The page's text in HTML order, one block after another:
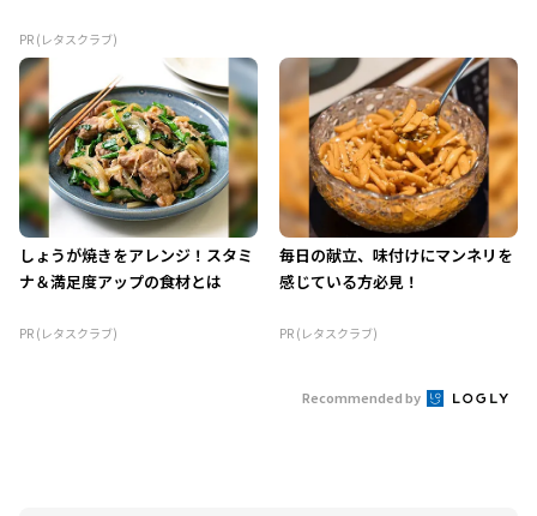
PR (レタスクラブ)
しょうが焼きをアレンジ！スタミ
ナ＆満足度アップの食材とは
PR (レタスクラブ)
毎日の献立、味付けにマンネリを
感じている方必見！
PR (レタスクラブ)
Recommended by